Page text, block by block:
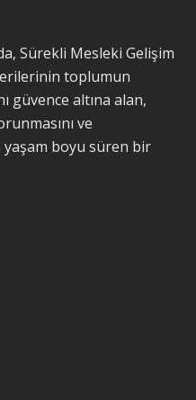
Sürekli Mesleki Gelişim
toplumun
güvence altına alan,
ve
boyu süren bir